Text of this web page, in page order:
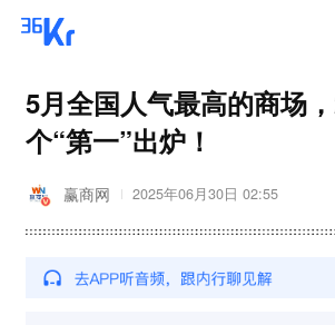
5月全国人气最高的商场
个“第一”出炉！
赢商网 2025年06月30日 02:55